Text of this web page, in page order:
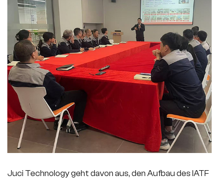
Juci Technology geht davon aus, den Aufbau des IATF